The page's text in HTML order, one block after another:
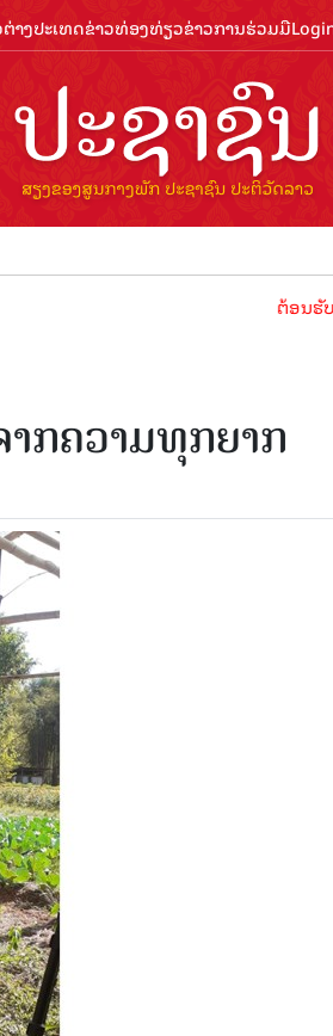
າງປະເທດຂ່າວທ່ອງທ່ຽວຂ່າວການຮ່ວມມື
ຕ້ອນຮັບປີທ່ອ
ກຄວາມທຸກຍາກ